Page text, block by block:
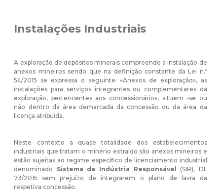
Instalações Industriais
A exploração de depósitos minerais compreende a instalação de
anexos mineiros sendo que na definição constante da Lei n.º
54/2015 se expressa o seguinte: «Anexos de exploração», as
instalações para serviços integrantes ou complementares da
exploração, pertencentes aos concessionários, situem -se ou
não dentro da área demarcada da concessão ou da área da
licença atribuída.
Neste contexto a quase totalidade dos estabelecimentos
industriais que tratam o minério extraído são anexos mineiros e
estão sujeitas ao regime específico de licenciamento industrial
denominado Sistema da Indústria Responsável
(SIR), DL
73/2015 sem prejuízo de integrarem o plano de lavra da
respetiva concessão.